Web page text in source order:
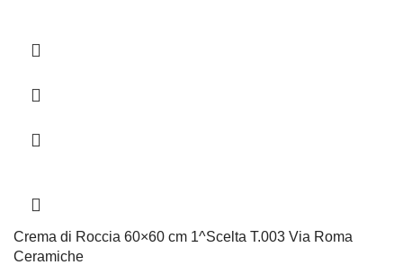
Crema di Roccia 60×60 cm 1^Scelta T.003 Via Roma
Ceramiche